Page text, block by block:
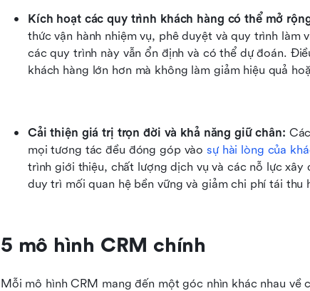
Kích hoạt các quy trình khách hàng có thể mở
thức vận hành nhiệm vụ, phê duyệt và quy trình
các quy trình này vẫn ổn định và có thể dự đoán.
khách hàng lớn hơn mà không làm giảm hiệu quả
Cải thiện giá trị trọn đời và khả năng giữ chân:
mọi tương tác đều đóng góp vào sự hài lòng của
trình giới thiệu, chất lượng dịch vụ và các nỗ lực
duy trì mối quan hệ bền vững và giảm chi phí tái thu
5 mô hình CRM chính
Mỗi mô hình CRM mang đến một góc nhìn khác nhau về